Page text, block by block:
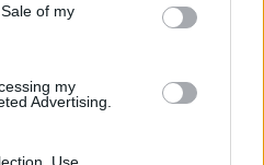
of my
my
Advertising.
Use,
2 év napon belüli